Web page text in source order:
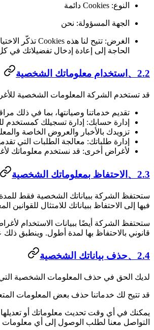
النوع: Cookies دائمة
الجهة المسؤولة: نحن
الحاجة إلى إعادة إدخال تفضيلاتك في
2.2、استخدام معلوماتك الشخصية
قد تستخدم الشركة المعلومات الشخصية
تقديم خدماتنا وصيانتها، بما في ذلك
إدارة حسابك: إدارة تسجيلك كمستخدم
تزويدك بالأخبار والعروض الخاصة
إدارة طلباتك: معالجة الطلبات التي
لأغراض أخرى: قد نستخدم معلوماتك
2.3、الاحتفاظ بمعلوماتك الشخصية
ستحتفظ الشركة ببياناتك الشخصية فقط للمدة
فيها إلى الاحتفاظ ببياناتك للامتثال للقوانين
ستحتفظ الشركة أيضًا ببيانات الاستخدام
قانوني بالاحتفاظ بها لمدة أطول. وينطبق ذلك
2.4、حذف بياناتك الشخصية
لديك الحق في حذف المعلومات الشخصية
قد تتيح لك خدماتنا حذف بعض المعلومات
يمكنك في أي وقت تحديث معلوماتك أو
التواصل معنا لطلب الوصول إلى أي معلومات